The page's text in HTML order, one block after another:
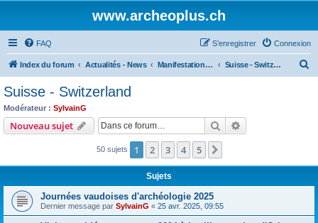
www.archeoplus.ch
FAQ Connexion
S’enregistrer
Index du forum Actualités - News Manifestations - Events Suisse - Switzerland
c
r
Suisse - Switzerland
Modérateur : SylvainG
Nouveau sujet Rechercher
50 sujets 1 2 3 4 5
Sujets
Journées vaudoises d'archéologie 2025
Dernier message par SylvainG « 25 avr. 2025, 09:55